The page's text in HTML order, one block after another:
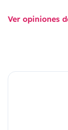
Ver opiniones